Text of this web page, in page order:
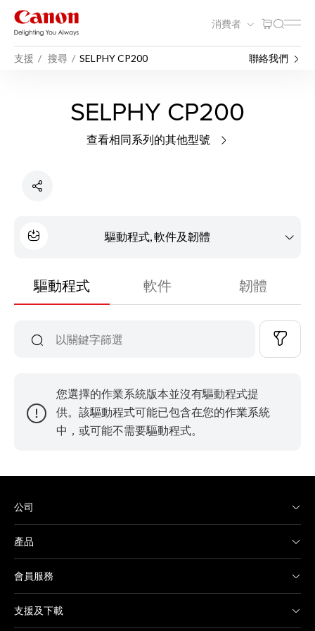
消費者
支援 搜尋 SELPHY CP200 聯絡我們
SELPHY CP200
查看相同系列的其他型號
驅動程式, 軟件及韌體
驅動程式 軟件 韌體
您選擇的作業系統版本並沒有驅動程式提
供。該驅動程式可能已包含在您的作業系統
中，或可能不需要驅動程式。
公司
產品
會員服務
支援及下載